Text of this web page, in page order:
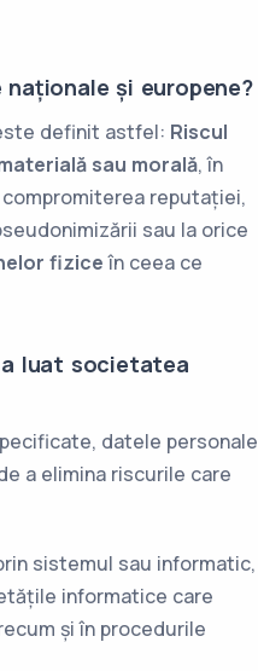
și europene?
definit astfel: Riscul
sau morală, în
reputației,
sau la orice
fiziceîn ceea ce
luat societatea
datele personale
a elimina riscurile care
sistemul sau informatic,
informatice care
și în procedurile